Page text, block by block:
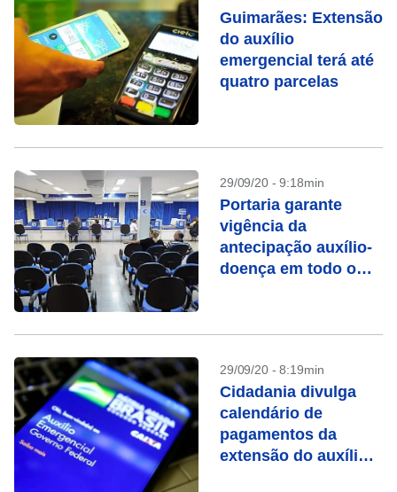
Guimarães: Extensão
do auxílio
emergencial terá até
quatro parcelas
29/09/20 - 9:18min
Portaria garante
vigência da
antecipação auxílio-
doença em todo o
29/09/20 - 8:19min
Cidadania divulga
calendário de
pagamentos da
extensão do auxílio